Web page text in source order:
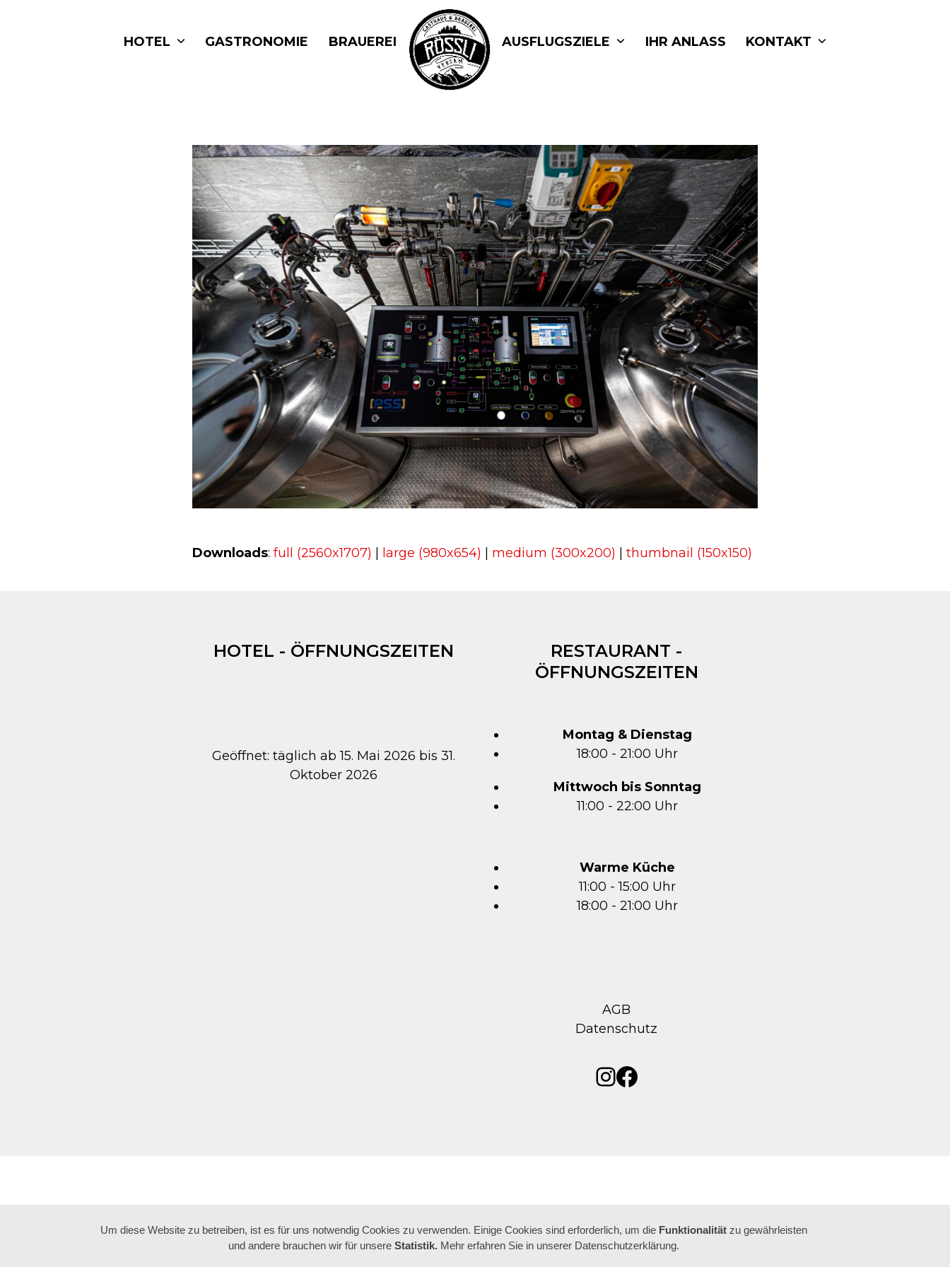
HOTEL GASTRONOMIE BRAUEREI AUSFLUGSZIELE IHR ANLASS KONTAKT
Downloads: full (2560x1707) | large (980x654) | medium (300x200) | thumbnail (150x150)
HOTEL - ÖFFNUNGSZEITEN
Geöffnet: täglich ab 15. Mai 2026 bis 31.
Oktober 2026
RESTAURANT -
ÖFFNUNGSZEITEN
Montag & Dienstag
18:00 - 21:00 Uhr
Mittwoch bis Sonntag
11:00 - 22:00 Uhr
Warme Küche
11:00 - 15:00 Uhr
18:00 - 21:00 Uhr
AGB
Datenschutz
Instagram
Facebook
Um diese Website zu betreiben, ist es für uns notwendig Cookies zu verwenden. Einige Cookies sind erforderlich, um die Funktionalitätzu gewährleisten
und andere brauchen wir für unsere Statistik. Mehr erfahren Sie in unserer Datenschutzerklärung.